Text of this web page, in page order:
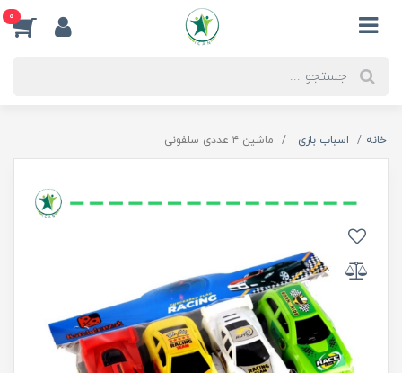
0
خانه اسباب بازی ماشین ۴ عددی سلفونی